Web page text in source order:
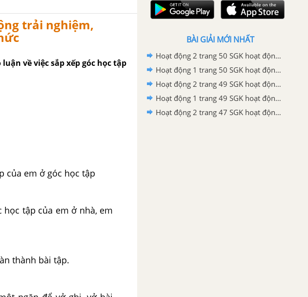
trải nghiệm,
về việc sắp xếp góc học tập
của em ở góc học tập
tập của em ở nhà, em
thành bài tập.
BÀI GIẢI MỚI NHẤT
Hoạt động 2 trang 50 SGK hoạt động trải nghiệm, hướng nghiệp lớp 6 - Kết nối tri thức
Hoạt động 1 trang 50 SGK hoạt động trải nghiệm, hướng nghiệp lớp 6 - Kết nối tri thức
Hoạt động 2 trang 49 SGK hoạt động trải nghiệm, hướng nghiệp lớp 6 - Kết nối tri thức
Hoạt động 1 trang 49 SGK hoạt động trải nghiệm, hướng nghiệp lớp 6 - Kết nối tri thức
Hoạt động 2 trang 47 SGK hoạt động trải nghiệm, hướng nghiệp lớp 6 - Kết nối tri thức